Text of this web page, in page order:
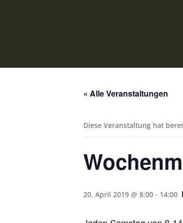
« Alle Veranstaltungen
Diese Veranstaltung hat
20. April 2019 @ 8:00 - 14:00